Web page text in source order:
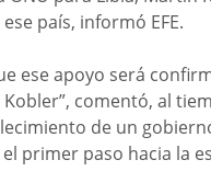
país, informó EFE.
ese apoyo será
comentó, al
de un
el primer paso hacia la